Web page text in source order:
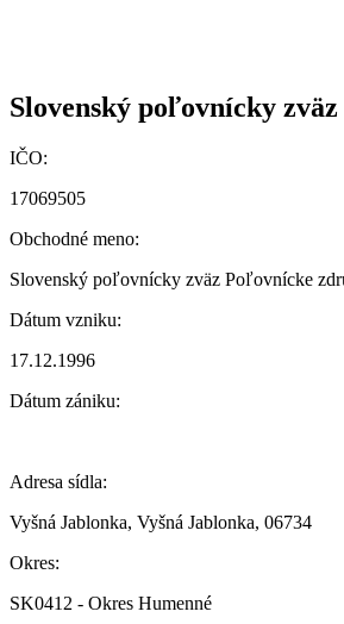
Slovenský poľovnícky
IČO:
17069505
Obchodné meno:
Slovenský poľovnícky zväz Poľovnícke
Dátum vzniku:
17.12.1996
Dátum zániku:
Adresa sídla:
Vyšná Jablonka, Vyšná Jablonka, 06734
Okres:
SK0412 - Okres Humenné